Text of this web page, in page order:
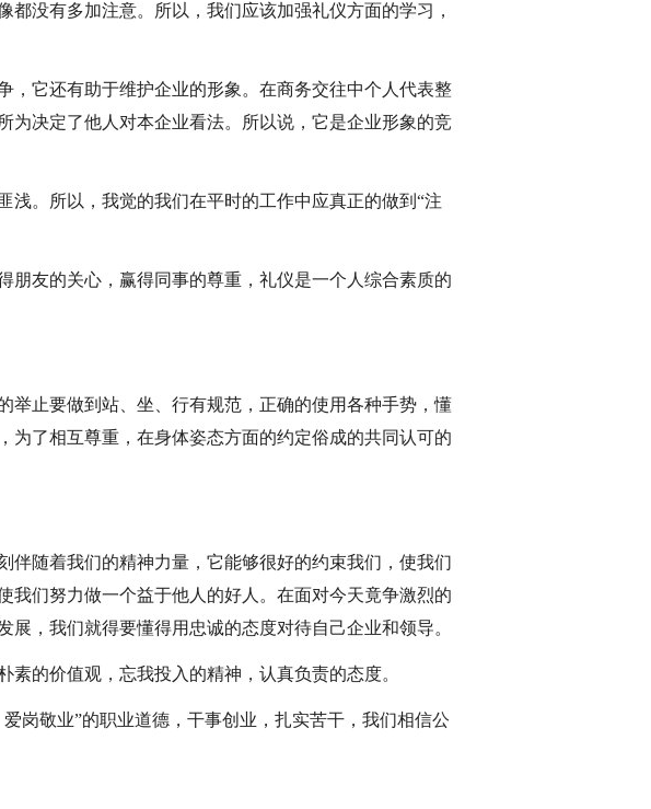
没有多加注意。所以，我们应该加强礼仪方面的学习，
，它还有助于维护企业的形象。在商务交往中个人代表整
为决定了他人对本企业看法。所以说，它是企业形象的竞
浅。所以，我觉的我们在平时的工作中应真正的做到“注
朋友的关心，赢得同事的尊重，礼仪是一个人综合素质的
举止要做到站、坐、行有规范，正确的使用各种手势，懂
为了相互尊重，在身体姿态方面的约定俗成的共同认可的
伴随着我们的精神力量，它能够很好的约束我们，使我们
我们努力做一个益于他人的好人。在面对今天竟争激烈的
，我们就得要懂得用忠诚的态度对待自己企业和领导。
的价值观，忘我投入的精神，认真负责的态度。
岗敬业”的职业道德，干事创业，扎实苦干，我们相信公